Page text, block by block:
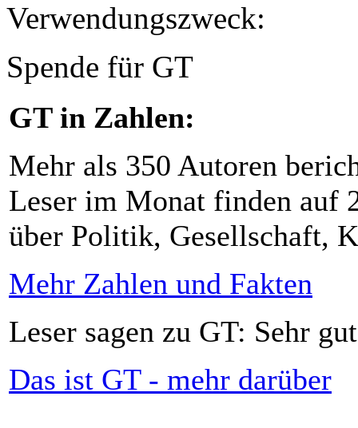
Verwendungszweck:
Spende für GT
GT in Zahlen:
Mehr als 350 Autoren
Leser im Monat finden auf
über Politik, Gesellschaft,
Mehr Zahlen und Fakten
Leser sagen zu GT: Sehr
Das ist GT - mehr darüber